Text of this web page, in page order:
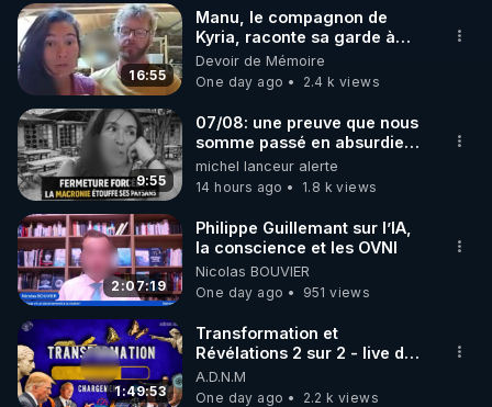
▶ 30 jours gratuit sur l’application de méditation et
de bien-être ENVOL :
Rendez-vous sur https://www.envol.app/code
le code : REGENERE
16:55
Manu, le compagnon de
Kyria, raconte sa garde à
vue musclée. PARTAGEZ!
Devoir de Mémoire
One day ago
2.4 k views
9:55
07/08: une preuve que nous
somme passé en absurdie
une dictature qui veut faire
taire ses opposant !
michel lanceur alerte
14 hours ago
1.8 k views
2:07:19
Philippe Guillemant sur l’IA,
la conscience et les OVNI
Nicolas BOUVIER
One day ago
951 views
1:49:53
Transformation et
Révélations 2 sur 2 - live du
07/08/26
A.D.N.M
One day ago
2.2 k views